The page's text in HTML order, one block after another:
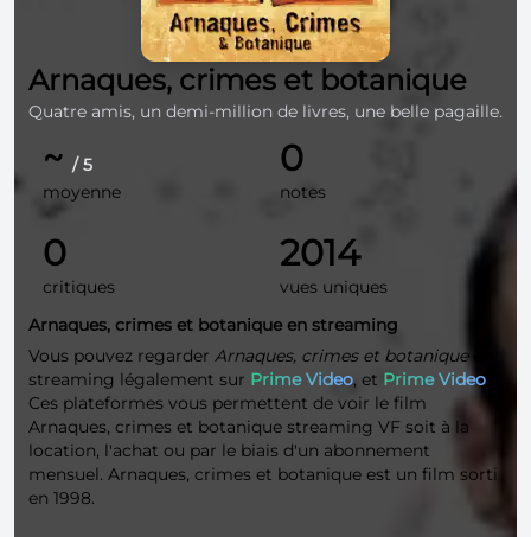
Arnaques, crimes et botanique
Quatre amis, un demi-million de livres, une belle pagaille.
~ / 5
moyenne
0
notes
0
critiques
2014
vues uniques
Arnaques, crimes et botanique en streaming
Vous pouvez regarder Arnaques, crimes et botaniqueen
streaming légalement sur Prime Video, et Prime Video
Ces plateformes vous permettent de voir le film
Arnaques, crimes et botanique streaming VF soit à la
location, l'achat ou par le biais d'un abonnement
mensuel. Arnaques, crimes et botanique est un film sorti
en 1998.